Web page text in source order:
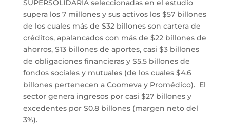
SUPERSOLIDARIA seleccionadas en el estudio
supera los 7 millones y sus activos los $57 billones
de los cuales más de $32 billones son cartera de
créditos, apalancados con más de $22 billones de
ahorros, $13 billones de aportes, casi $3 billones
de obligaciones financieras y $5.5 billones de
fondos sociales y mutuales (de los cuales $4.6
billones pertenecen a Coomeva y Promédico). El
sector genera ingresos por casi $27 billones y
excedentes por $0.8 billones (margen neto del
3%).